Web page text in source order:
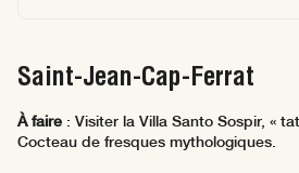
Saint-Jean-Cap-Ferrat
À faire : Visiter la Villa Santo Sospir, «
Cocteau de fresques mythologiques.